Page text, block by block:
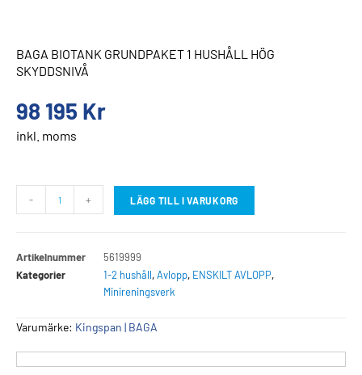
BAGA BIOTANK GRUNDPAKET 1 HUSHÅLL HÖG
SKYDDSNIVÅ
98 195 Kr
inkl. moms
- + LÄGG TILL I VARUKORG
Artikelnummer
5619999
Kategorier
1-2 hushåll,Avlopp, ENSKILT AVLOPP,
Minireningsverk
Varumärke: Kingspan | BAGA